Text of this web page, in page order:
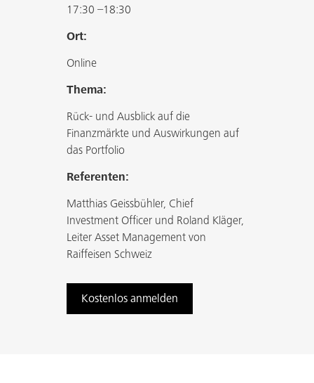
17:30 –18:30
Ort:
Online
Thema:
Rück- und Ausblick auf die
Finanzmärkte und Auswirkungen auf
das Portfolio
Referenten:
Matthias Geissbühler, Chief
Investment Officer und Roland Kläger,
Leiter Asset Management von
Raiffeisen Schweiz
Kostenlos anmelden